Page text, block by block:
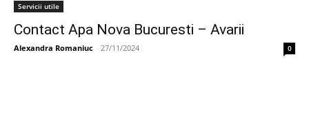
Servicii utile
Contact Apa Nova Bucuresti – Avarii
Alexandra Romaniuc - 27/11/2024 0